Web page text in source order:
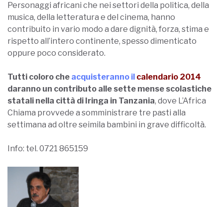
Personaggi africani che nei settori della politica, della
musica, della letteratura e del cinema, hanno
contribuito in vario modo a dare dignità, forza, stima e
rispetto all’intero continente, spesso dimenticato
oppure poco considerato.
Tutti coloro che acquisteranno il calendario 2014
daranno un contributo alle sette mense scolastiche
statali nella città di Iringa in Tanzania, dove L’Africa
Chiama provvede a somministrare tre pasti alla
settimana ad oltre seimila bambini in grave difficoltà.
Info: tel. 0721 865159